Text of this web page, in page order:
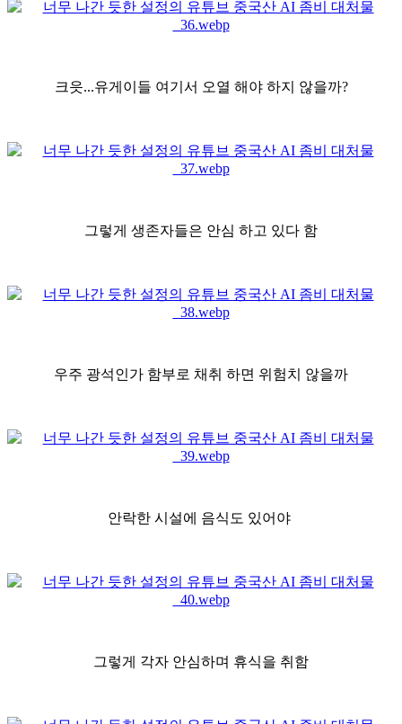
크읏...유게이들 여기서 오열 해야 하지 않을까?
그렇게 생존자들은 안심 하고 있다 함
우주 광석인가 함부로 채취 하면 위험치 않을까
안락한 시설에 음식도 있어야
그렇게 각자 안심하며 휴식을 취함